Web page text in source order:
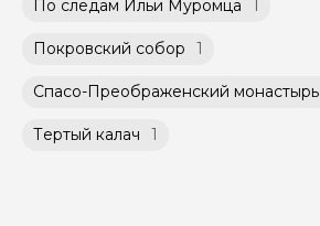
По следам Ильи Муромца 1
Покровский собор 1
Спасо-Преображенский монастырь
Тертый калач 1